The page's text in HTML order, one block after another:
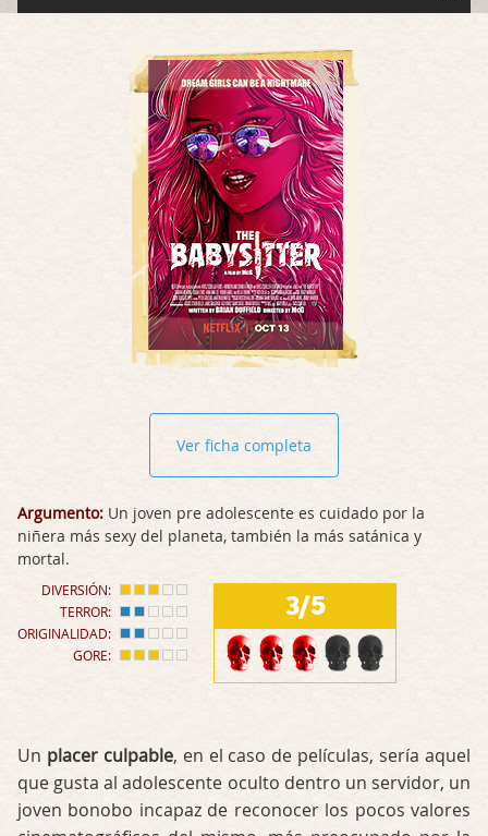
Ver ficha completa
Argumento: Un joven pre adolescente es cuidado por la
niñera más sexy del planeta, también la más satánica y
mortal.
DIVERSIÓN:
TERROR:
ORIGINALIDAD:
GORE:
3/5
Un placer culpable, en el caso de películas, sería aquel
que gusta al adolescente oculto dentro un servidor, un
joven bonobo incapaz de reconocer los pocos valores